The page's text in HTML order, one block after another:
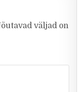
väljad on